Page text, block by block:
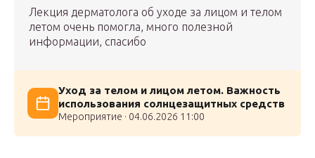
Лекция дерматолога об уходе за лицом и телом
летом очень помогла, много полезной
информации, спасибо
Уход за телом и лицом летом. Важность
использования солнцезащитных средств
Мероприятие · 04.06.2026 11:00